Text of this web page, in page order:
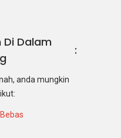
Di Dalam
anda mungkin